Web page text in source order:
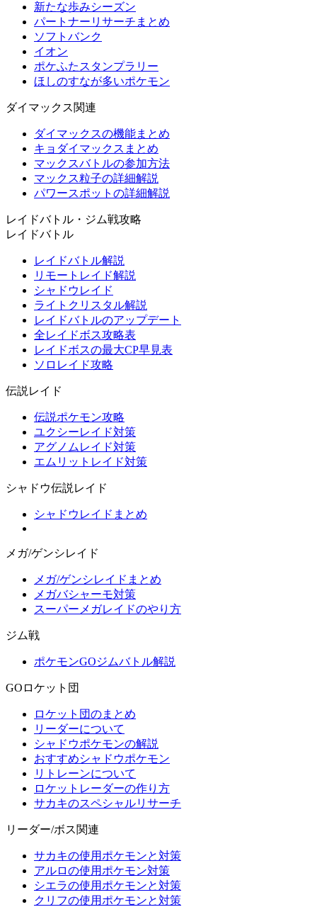
新たな歩みシーズン
パートナーリサーチまとめ
ソフトバンク
イオン
ポケふたスタンプラリー
ほしのすなが多いポケモン
ダイマックス関連
ダイマックスの機能まとめ
キョダイマックスまとめ
マックスバトルの参加方法
マックス粒子の詳細解説
パワースポットの詳細解説
レイドバトル・ジム戦攻略
レイドバトル
レイドバトル解説
リモートレイド解説
シャドウレイド
ライトクリスタル解説
レイドバトルのアップデート
全レイドボス攻略表
レイドボスの最大CP早見表
ソロレイド攻略
伝説レイド
伝説ポケモン攻略
ユクシーレイド対策
アグノムレイド対策
エムリットレイド対策
シャドウ伝説レイド
シャドウレイドまとめ
メガ/ゲンシレイド
メガ/ゲンシレイドまとめ
メガバシャーモ対策
スーパーメガレイドのやり方
ジム戦
ポケモンGOジムバトル解説
GOロケット団
ロケット団のまとめ
リーダーについて
シャドウポケモンの解説
おすすめシャドウポケモン
リトレーンについて
ロケットレーダーの作り方
サカキのスペシャルリサーチ
リーダー/ボス関連
サカキの使用ポケモンと対策
アルロの使用ポケモン対策
シエラの使用ポケモンと対策
クリフの使用ポケモンと対策